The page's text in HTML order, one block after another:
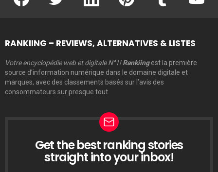
RANKIING – REVIEWS, ALTERNATIVES & LISTES
Votre encyclopédie web et digitale N°1! Rankiingest la première
source d’information numérique dans le domaine digitale et
marques, avec des classements basés sur l’avis des
consommateurs sur presque tout.
LETTRE
D’INFORMATION
Get the best ranking stories
straight into your inbox!